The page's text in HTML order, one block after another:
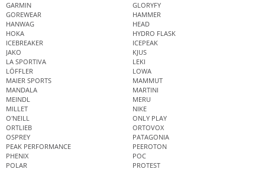
GARMIN
GLORYFY
GOREWEAR
HAMMER
HANWAG
HEAD
HOKA
HYDRO FLASK
ICEBREAKER
ICEPEAK
JAKO
KJUS
LA SPORTIVA
LEKI
LÖFFLER
LOWA
MAIER SPORTS
MAMMUT
MANDALA
MARTINI
MEINDL
MERU
MILLET
NIKE
O'NEILL
ONLY PLAY
ORTLIEB
ORTOVOX
OSPREY
PATAGONIA
PEAK PERFORMANCE
PEEROTON
PHENIX
POC
POLAR
PROTEST